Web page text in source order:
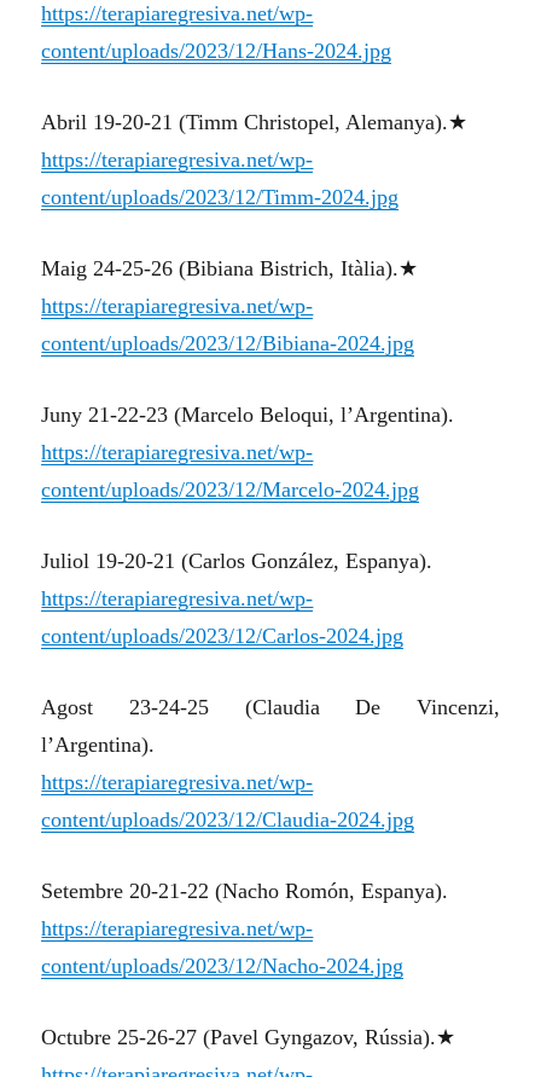
https://terapiaregresiva.net/wp-
content/uploads/2023/12/Hans-2024.jpg
Abril 19-20-21 (Timm Christopel, Alemanya).★
https://terapiaregresiva.net/wp-
content/uploads/2023/12/Timm-2024.jpg
Maig 24-25-26 (Bibiana Bistrich, Itàlia).★
https://terapiaregresiva.net/wp-
content/uploads/2023/12/Bibiana-2024.jpg
Juny 21-22-23 (Marcelo Beloqui, l’Argentina).
https://terapiaregresiva.net/wp-
content/uploads/2023/12/Marcelo-2024.jpg
Juliol 19-20-21 (Carlos González, Espanya).
https://terapiaregresiva.net/wp-
content/uploads/2023/12/Carlos-2024.jpg
Agost 23-24-25 (Claudia De Vincenzi,
l’Argentina).
https://terapiaregresiva.net/wp-
content/uploads/2023/12/Claudia-2024.jpg
Setembre 20-21-22 (Nacho Romón, Espanya).
https://terapiaregresiva.net/wp-
content/uploads/2023/12/Nacho-2024.jpg
Octubre 25-26-27 (Pavel Gyngazov, Rússia).★